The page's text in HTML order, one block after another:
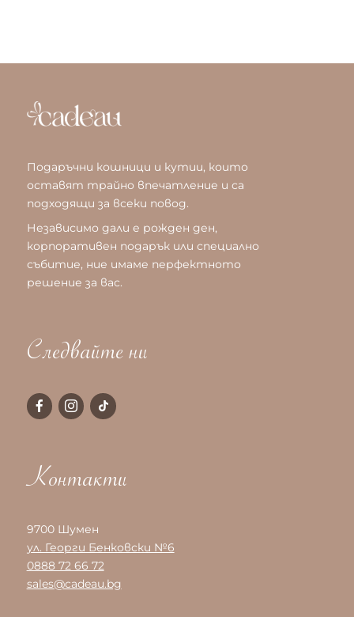
Подаръчни кошници и кутии, които
оставят трайно впечатление и са
подходящи за всеки повод.
Независимо дали е рожден ден,
корпоративен подарък или специално
събитие, ние имаме перфектното
решение за вас.
Следвайте ни
Контакти
9700 Шумен
ул. Георги Бенковски №6
0888 72 66 72
sales@cadeau.bg